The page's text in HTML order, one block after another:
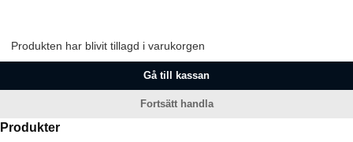
Produkten har blivit tillagd i varukorgen
Gå till kassan
Fortsätt handla
Produkter